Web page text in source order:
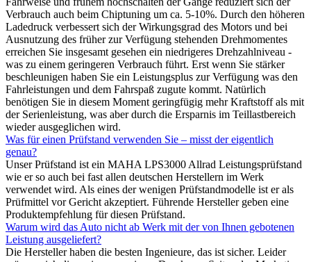
Verbrauch auch beim Chiptuning um ca. 5-10%. Durch den höheren
Ladedruck verbessert sich der Wirkungsgrad des Motors und bei
Ausnutzung des früher zur Verfügung stehenden Drehmomentes
erreichen Sie insgesamt gesehen ein niedrigeres Drehzahlniveau -
was zu einem geringeren Verbrauch führt. Erst wenn Sie stärker
beschleunigen haben Sie ein Leistungsplus zur Verfügung was den
Fahrleistungen und dem Fahrspaß zugute kommt. Natürlich
benötigen Sie in diesem Moment geringfügig mehr Kraftstoff als mit
der Serienleistung, was aber durch die Ersparnis im Teillastbereich
wieder ausgeglichen wird.
Was für einen Prüfstand verwenden Sie – misst der eigentlich
genau?
Unser Prüfstand ist ein MAHA LPS3000 Allrad Leistungsprüfstand
wie er so auch bei fast allen deutschen Herstellern im Werk
verwendet wird. Als eines der wenigen Prüfstandmodelle ist er als
Prüfmittel vor Gericht akzeptiert. Führende Hersteller geben eine
Produktempfehlung für diesen Prüfstand.
Warum wird das Auto nicht ab Werk mit der von Ihnen gebotenen
Leistung ausgeliefert?
Die Hersteller haben die besten Ingenieure, das ist sicher. Leider